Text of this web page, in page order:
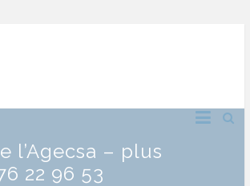
l’Agecsa – plus
22 96 53